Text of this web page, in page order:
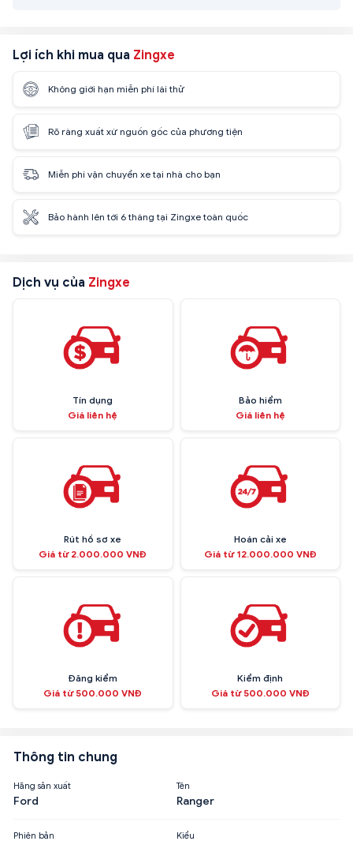
Lợi ích khi mua qua Zingxe
Không giới hạn miễn phí lái thử
Rõ ràng xuất xứ nguồn gốc của phương tiện
Miễn phí vận chuyển xe tại nhà cho bạn
Bảo hành lên tới 6 tháng tại Zingxe toàn quốc
Dịch vụ của Zingxe
Tín dụng
Giá liên hệ
Bảo hiểm
Giá liên hệ
Rút hồ sơ xe
Giá từ 2.000.000 VNĐ
Hoán cải xe
Giá từ 12.000.000 VNĐ
Đăng kiểm
Giá từ 500.000 VNĐ
Kiểm định
Giá từ 500.000 VNĐ
Thông tin chung
Hãng sản xuất
Ford
Tên
Ranger
Phiên bản Kiểu